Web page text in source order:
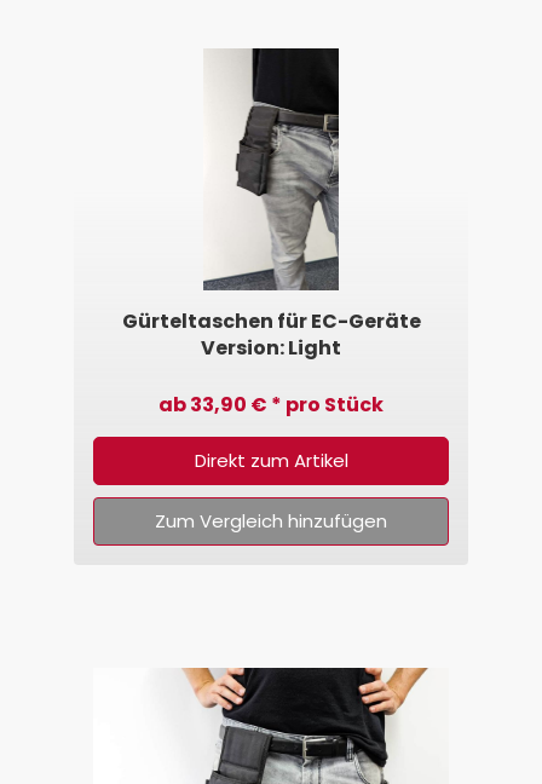
Gürteltaschen für EC-Geräte
Version: Light
ab 33,90 € * pro Stück
Direkt zum Artikel
Zum Vergleich hinzufügen